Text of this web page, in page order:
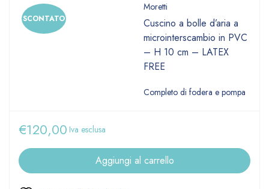
SCONTATO
Moretti
Cuscino a bolle d’aria a
microinterscambio in PVC
– H 10 cm – LATEX
FREE
Completo di fodera e pompa
€120,00 Iva esclusa
Aggiungi al carrello